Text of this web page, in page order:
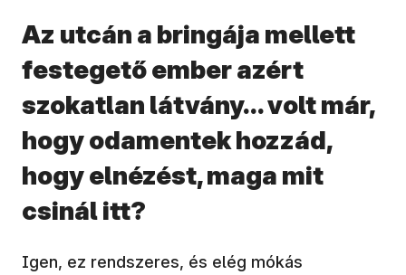
Az utcán a bringája mellett
festegető ember azért
szokatlan látvány… volt már,
hogy odamentek hozzád,
hogy elnézést, maga mit
csinál itt?
Igen, ez rendszeres, és elég mókás